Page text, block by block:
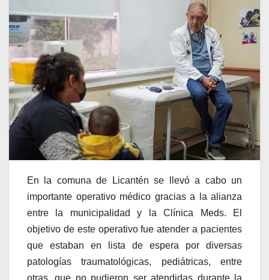
En la comuna de Licantén se llevó a cabo un
importante operativo médico gracias a la alianza
entre la municipalidad y la Clínica Meds. El
objetivo de este operativo fue atender a pacientes
que estaban en lista de espera por diversas
patologías traumatológicas, pediátricas, entre
otras, que no pudieron ser atendidas durante la